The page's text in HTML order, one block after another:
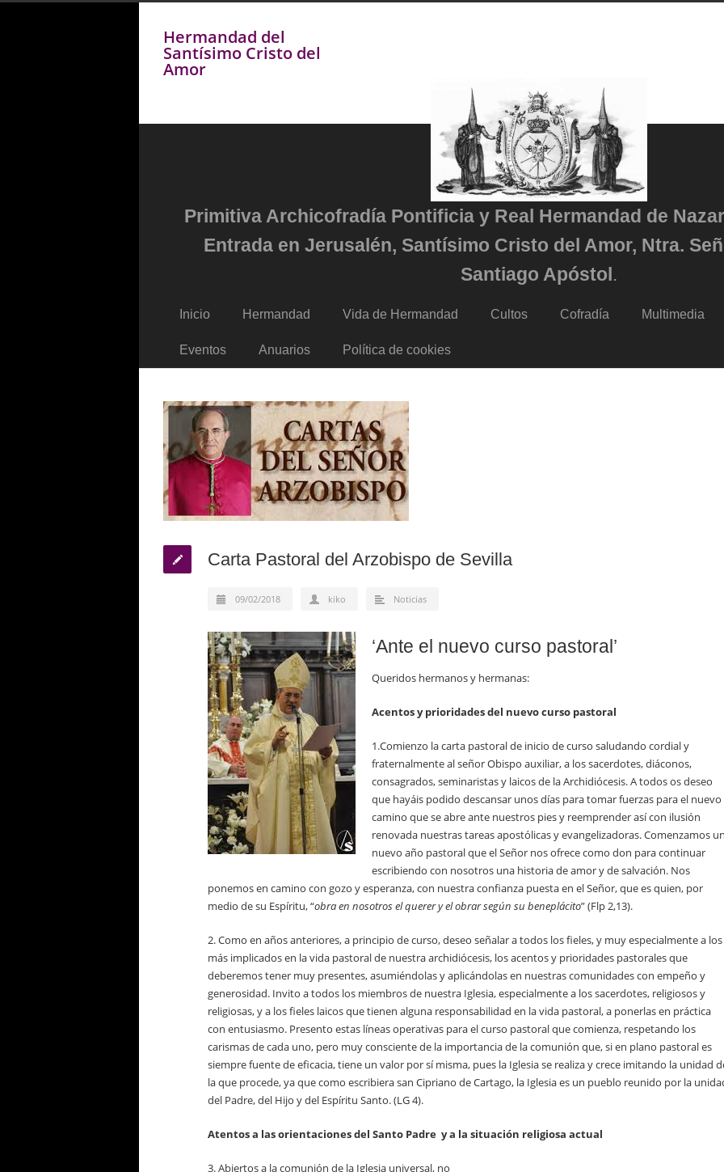
Hermandad del
Santísimo Cristo del
Amor
Primitiva Archicofradía Pontificia y Real Hermandad de
Entrada en Jerusalén, Santísimo Cristo del Amor, Ntra.
Santiago Apóstol.
Inicio Hermandad Vida de Hermandad Cultos Cofradía Multimedia
Eventos Anuarios Política de cookies
Carta Pastoral del Arzobispo de Sevilla
09/02/2018 kiko Noticias
‘Ante el nuevo curso pastoral’
Queridos hermanos y hermanas:
Acentos y prioridades del nuevo curso pastoral
1.Comienzo la carta pastoral de inicio de curso saludando cordial y
fraternalmente al señor Obispo auxiliar, a los sacerdotes, diáconos,
consagrados, seminaristas y laicos de la Archidiócesis. A todos os deseo
que hayáis podido descansar unos días para tomar fuerzas para el nuevo
camino que se abre ante nuestros pies y reemprender así con ilusión
renovada nuestras tareas apostólicas y evangelizadoras. Comenzamos
nuevo año pastoral que el Señor nos ofrece como don para continuar
escribiendo con nosotros una historia de amor y de salvación. Nos
ponemos en camino con gozo y esperanza, con nuestra confianza puesta en el Señor, que es quien, por
medio de su Espíritu, “obra en nosotros el querer y el obrar según su beneplácito” (Flp 2,13).
2. Como en años anteriores, a principio de curso, deseo señalar a todos los fieles, y muy especialmente a los
más implicados en la vida pastoral de nuestra archidiócesis, los acentos y prioridades pastorales que
deberemos tener muy presentes, asumiéndolas y aplicándolas en nuestras comunidades con empeño y
generosidad. Invito a todos los miembros de nuestra Iglesia, especialmente a los sacerdotes, religiosos y
religiosas, y a los fieles laicos que tienen alguna responsabilidad en la vida pastoral, a ponerlas en práctica
con entusiasmo. Presento estas líneas operativas para el curso pastoral que comienza, respetando los
carismas de cada uno, pero muy consciente de la importancia de la comunión que, si en plano pastoral es
siempre fuente de eficacia, tiene un valor por sí misma, pues la Iglesia se realiza y crece imitando la unidad
la que procede, ya que como escribiera san Cipriano de Cartago, la Iglesia es un pueblo reunido por la
del Padre, del Hijo y del Espíritu Santo. (LG 4).
Atentos a las orientaciones del Santo Padre y a la situación religiosa actual
3. Abiertos a la comunión de la Iglesia universal, no